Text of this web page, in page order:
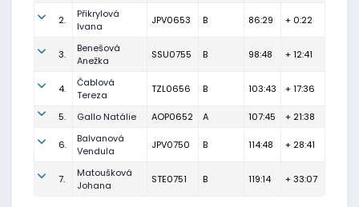
2.
Přikrylová
Ivana
JPV0653 B 86:29 + 0:22
3.
Benešová
Anežka
SSU0755 B 98:48 + 12:41
4.
Čablová
Tereza
TZL0656 B 103:43 + 17:36
5. Gallo Natálie AOP0652 A 107:45 + 21:38
6.
Balvanová
Vendula
JPV0750 B 114:48 + 28:41
7.
Matoušková
Johana
STE0751 B 119:14 + 33:07